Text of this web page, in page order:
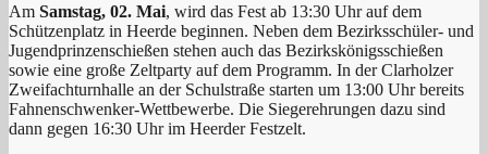
Am Samstag, 02. Mai, wird das Fest ab 13:30 Uhr auf dem
Schützenplatz in Heerde beginnen. Neben dem Bezirksschüler- und
Jugendprinzenschießen stehen auch das Bezirkskönigsschießen
sowie eine große Zeltparty auf dem Programm. In der Clarholzer
Zweifachturnhalle an der Schulstraße starten um 13:00 Uhr bereits
Fahnenschwenker-Wettbewerbe. Die Siegerehrungen dazu sind
dann gegen 16:30 Uhr im Heerder Festzelt.